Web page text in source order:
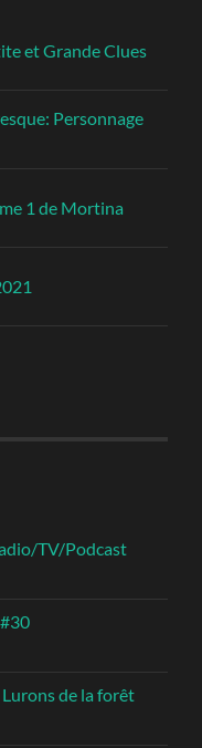
et Grande Clues
Personnage
1 de Mortina
TV/Podcast
Lurons de la forêt